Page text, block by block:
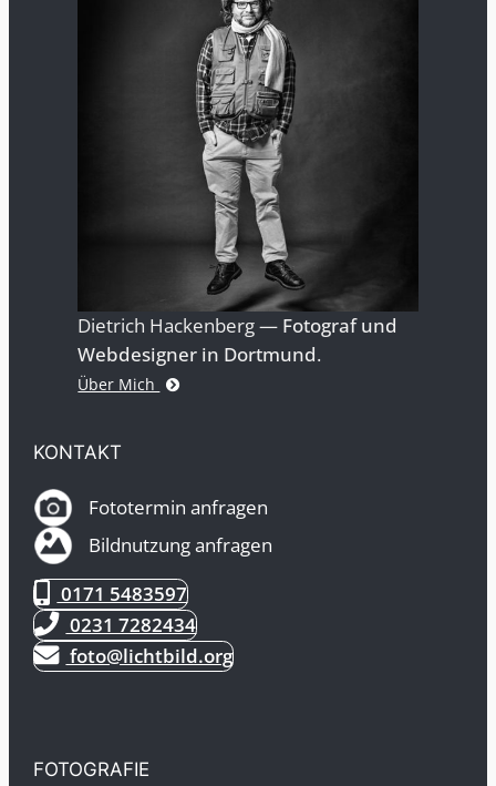
Dietrich Hackenberg — Fotograf und
Webdesigner in Dortmund.
Über Mich
KONTAKT
Fototermin anfragen
Bildnutzung anfragen
0171 5483597
0231 7282434
foto@lichtbild.org
FOTOGRAFIE